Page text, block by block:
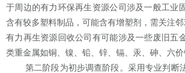
于周边的有力环保再生资源公司涉及一般工业
含有较多塑料制品，可能含有增塑剂，需关注
有力再生资源回收公司有可能涉及一些废旧五
类重金属如铜、镍、铅、锌、镉、汞、砷、六价
第二阶段为初步调查阶段。采用专业判断